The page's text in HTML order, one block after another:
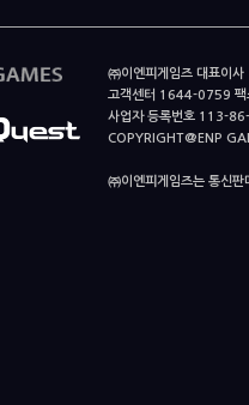
㈜이엔피게임즈 대표이
고객센터 1644-0759
사업자 등록번호 113-
COPYRIGHT@ENP
㈜이엔피게임즈는 통신판